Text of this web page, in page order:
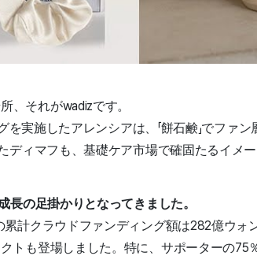
、それがwadizです。
実施したアレンシアは、「餅石鹸」でファ
ィマフも、基礎ケア市場で確固たるイメー
の足掛かりとなってきました。
計クラウドファンディング額は282億ウォ
トも登場しました。特に、サポーターの